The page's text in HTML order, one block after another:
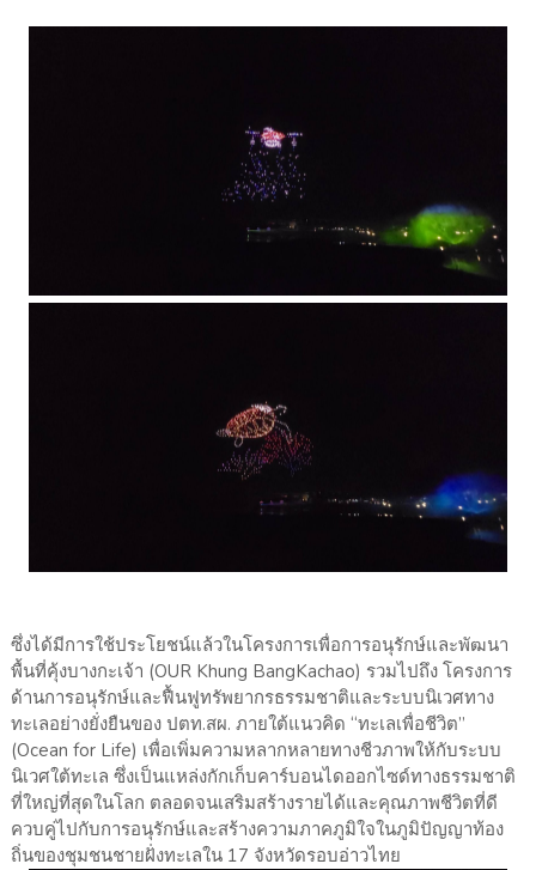
ซึ่งได้มีการใช้ประโยชน์แล้วในโครงการเพื่อการอนุรักษ์และพัฒนา
พื้นที่คุ้งบางกะเจ้า (OUR Khung BangKachao) รวมไปถึง โครงการ
ด้านการอนุรักษ์และฟื้นฟูทรัพยากรธรรมชาติและระบบนิเวศทาง
ทะเลอย่างยั่งยืนของ ปตท.สผ. ภายใต้แนวคิด “ทะเลเพื่อชีวิต”
(Ocean for Life) เพื่อเพิ่มความหลากหลายทางชีวภาพให้กับระบบ
นิเวศใต้ทะเล ซึ่งเป็นแหล่งกักเก็บคาร์บอนไดออกไซด์ทางธรรมชาติ
ที่ใหญ่ที่สุดในโลก ตลอดจนเสริมสร้างรายได้และคุณภาพชีวิตที่ดี
ควบคู่ไปกับการอนุรักษ์และสร้างความภาคภูมิใจในภูมิปัญญาท้อง
ถิ่นของชุมชนชายฝั่งทะเลใน 17 จังหวัดรอบอ่าวไทย